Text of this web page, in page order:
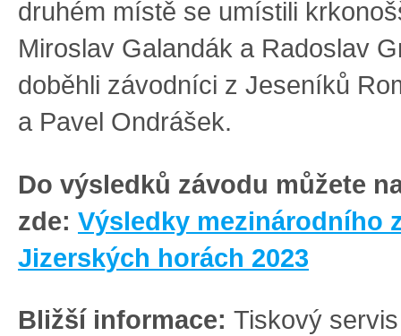
druhém místě se umístili
Miroslav Galandák a Radoslav
doběhli závodníci z Jeseníků
a Pavel Ondrášek.
Do výsledků závodu můžete
zde: Výsledky mezinárodního
Jizerských horách 2023
Bližší informace: Tiskový